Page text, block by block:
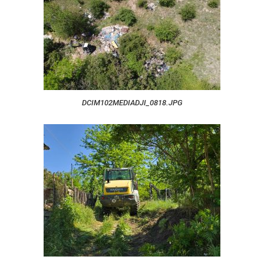
DCIM102MEDIADJI_0818.JPG